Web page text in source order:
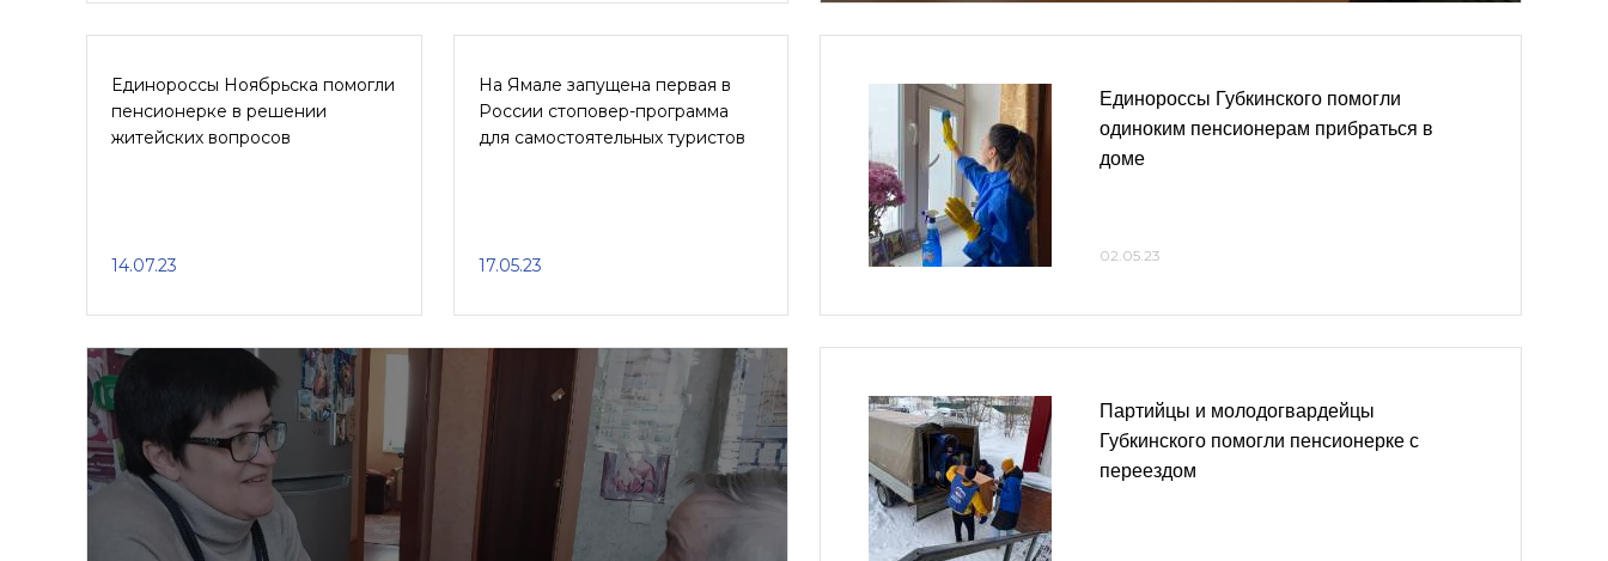
Единороссы Ноябрьска помогли
пенсионерке в решении
житейских вопросов
14.07.23
На Ямале запущена первая в
России стоповер-программа
для самостоятельных туристов
17.05.23
Единороссы Губкинского помогли
одиноким пенсионерам прибраться в
доме
02.05.23
Партийцы и молодогвардейцы
Губкинского помогли пенсионерке с
переездом